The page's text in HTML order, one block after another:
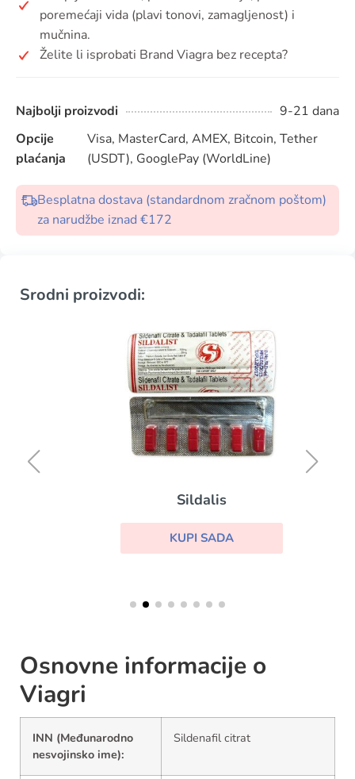
poremećaji vida (plavi tonovi, zamagljenost) i
mučnina.
Želite li isprobati Brand Viagra bez recepta?
Najbolji proizvodi
9-21 dana
Opcije
plaćanja
Visa, MasterCard, AMEX, Bitcoin, Tether
(USDT), GooglePay (WorldLine)
Besplatna dostava (standardnom zračnom poštom)
za narudžbe iznad €172
Srodni proizvodi:
Sildalis
KUPI SADA
Osnovne informacije o
Viagri
INN (Međunarodno
nesvojinsko ime):
Sildenafil citrat